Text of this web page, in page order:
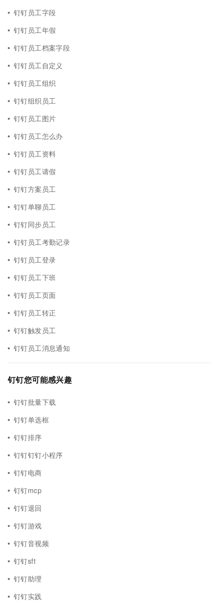
钉钉员工字段
钉钉员工年假
钉钉员工档案字段
钉钉员工自定义
钉钉员工组织
钉钉组织员工
钉钉员工图片
钉钉员工怎么办
钉钉员工资料
钉钉员工请假
钉钉方案员工
钉钉单聊员工
钉钉同步员工
钉钉员工考勤记录
钉钉员工登录
钉钉员工下班
钉钉员工页面
钉钉员工转正
钉钉触发员工
钉钉员工消息通知
钉钉您可能感兴趣
钉钉批量下载
钉钉单选框
钉钉排序
钉钉钉钉小程序
钉钉电商
钉钉mcp
钉钉退回
钉钉游戏
钉钉音视频
钉钉sft
钉钉助理
钉钉实践